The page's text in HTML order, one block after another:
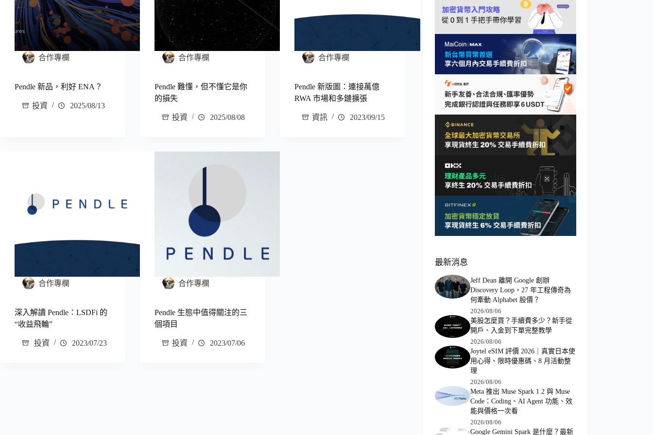
合作專欄
Pendle 新品，利好 ENA？
投資 2025/08/13
合作專欄
Pendle 難懂，但不懂它是你
的損失
投資 2025/08/08
合作專欄
Pendle 新版圖：連接萬億
RWA 市場和多鏈擴張
資訊 2023/09/15
合作專欄
深入解讀 Pendle：LSDFi 的
“收益飛輪”
投資 2023/07/23
合作專欄
Pendle 生態中值得關注的三
個項目
投資 2023/07/06
最新消息
Jeff Dean 離開 Google 創辦
Discovery Loop，27 年工程傳奇為
何牽動 Alphabet 股價？
2026/08/06
美股怎麼買？手續費多少？新手從
開戶、入金到下單完整教學
2026/08/06
Joytel eSIM 評價 2026｜真實日本使
用心得、限時優惠碼、8 月活動整
理
2026/08/06
Meta 推出 Muse Spark 1.2 與 Muse
Code：Coding、AI Agent 功能、效
能與價格一次看
2026/08/06
Google Gemini Spark 是什麼？最新